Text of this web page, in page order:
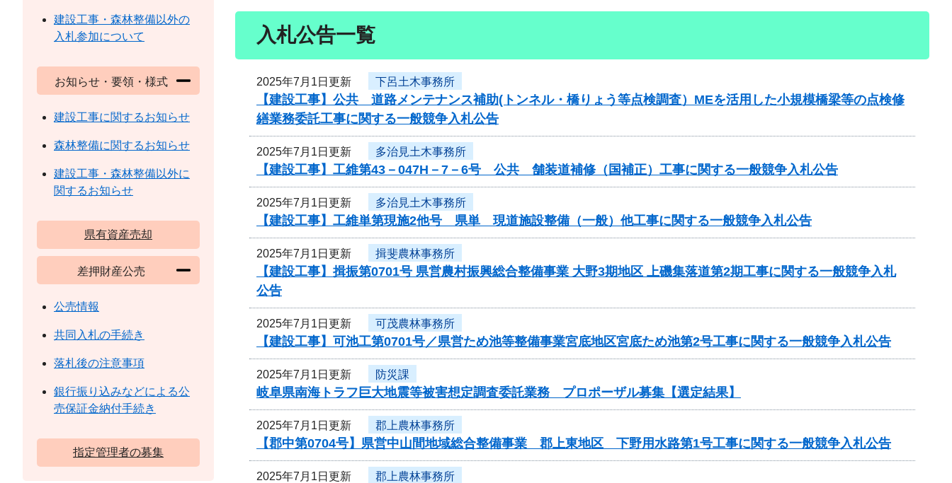
入札公告一覧
2025年7月1日更新 下呂土木事務所
【建設工事】公共 道路メンテナンス補助(トンネル・橋りょう等点検調査）MEを活用した小規模橋梁等の点検修
繕業務委託工事に関する一般競争入札公告
2025年7月1日更新 多治見土木事務所
【建設工事】工維第43－047H－7－6号 公共 舗装道補修（国補正）工事に関する一般競争入札公告
2025年7月1日更新 多治見土木事務所
【建設工事】工維単第現施2他号 県単 現道施設整備（一般）他工事に関する一般競争入札公告
2025年7月1日更新 揖斐農林事務所
【建設工事】揖振第0701号 県営農村振興総合整備事業 大野3期地区 上磯集落道第2期工事に関する一般競争入札
公告
2025年7月1日更新 可茂農林事務所
【建設工事】可池工第0701号／県営ため池等整備事業宮底地区宮底ため池第2号工事に関する一般競争入札公告
2025年7月1日更新 防災課
岐阜県南海トラフ巨大地震等被害想定調査委託業務 プロポーザル募集【選定結果】
2025年7月1日更新 郡上農林事務所
【郡中第0704号】県営中山間地域総合整備事業 郡上東地区 下野用水路第1号工事に関する一般競争入札公告
2025年7月1日更新 郡上農林事務所
建設工事・森林整備以外の
入札参加について
お知らせ・要領・様式
建設工事に関するお知らせ
森林整備に関するお知らせ
建設工事・森林整備以外に
関するお知らせ
県有資産売却
差押財産公売
公売情報
共同入札の手続き
落札後の注意事項
銀行振り込みなどによる公
売保証金納付手続き
指定管理者の募集